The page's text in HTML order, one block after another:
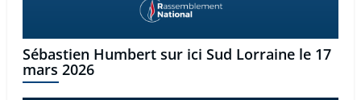
Sébastien Humbert sur ici Sud Lorraine le 17
mars 2026